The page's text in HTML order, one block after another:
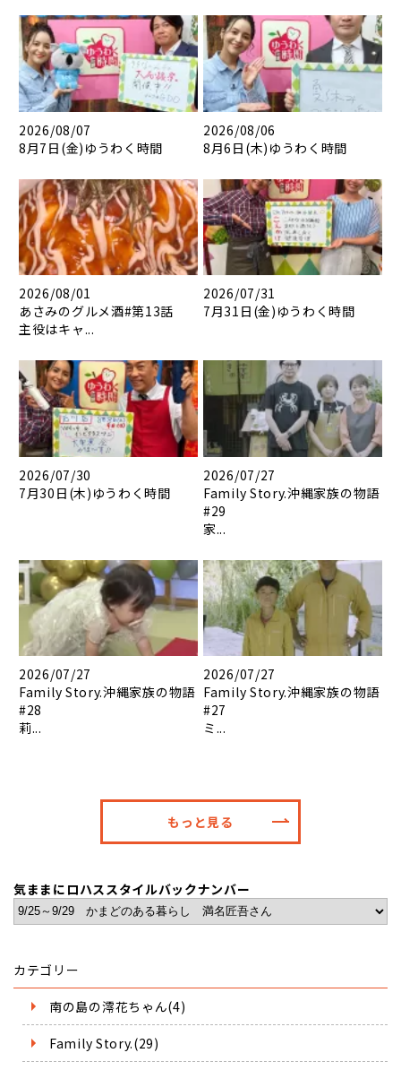
2026/08/07
8月7日(金)ゆうわく時間
2026/08/06
8月6日(木)ゆうわく時間
2026/08/01
あさみのグルメ酒#第13話
主役はキャ...
2026/07/31
7月31日(金)ゆうわく時間
2026/07/30
7月30日(木)ゆうわく時間
2026/07/27
Family Story.沖縄家族の物語
#29
家...
2026/07/27
Family Story.沖縄家族の物語
#28
莉...
2026/07/27
Family Story.沖縄家族の物語
#27
ミ...
もっと見る
気ままにロハススタイルバックナンバー
カテゴリー
南の島の澪花ちゃん(4)
Family Story.(29)